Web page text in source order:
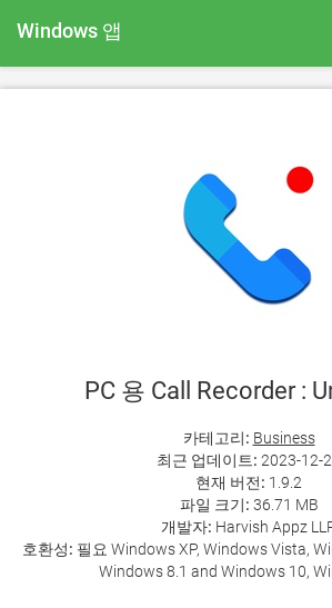
Windows 앱
PC 용 Call Recorder :
카테고리: Business
최근 업데이트: 2023-12-
현재 버전: 1.9.2
파일 크기: 36.71 MB
개발자: Harvish Appz
호환성: 필요 Windows XP, Windows Vista,
Windows 8.1 and Windows 10,